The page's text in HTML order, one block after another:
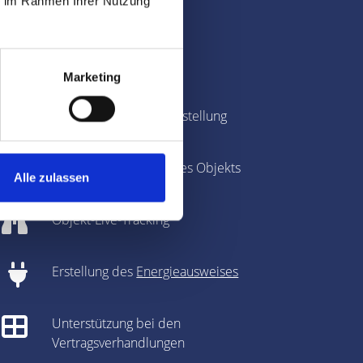
Marketing
Alle zulassen
Fotografie & Exposé-Erstellung
360-Grad-Panorama des Objekts
Objekt-Live-Tracking
Erstellung des Energieausweises
Unterstützung bei den
Vertragsverhandlungen